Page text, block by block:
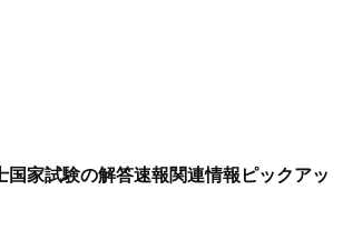
国家試験の解答速報関連情報ピックアッ